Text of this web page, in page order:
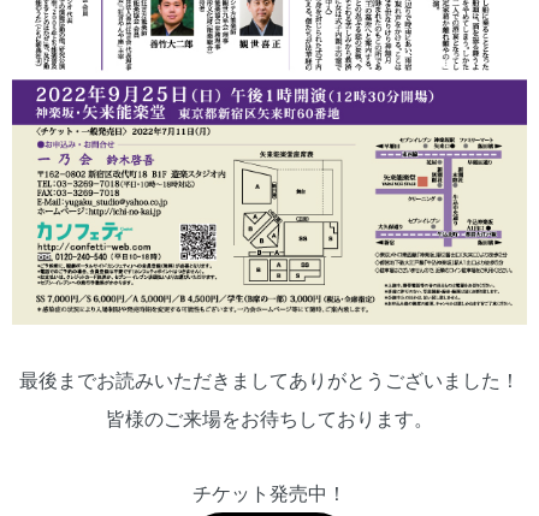
最後までお読みいただきましてありがとうございました！
皆様のご来場をお待ちしております。
チケット発売中！